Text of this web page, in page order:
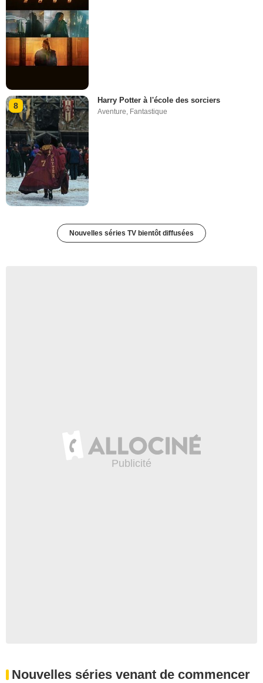
8
Harry Potter à l'école des sorciers
Aventure, Fantastique
Nouvelles séries TV bientôt diffusées
Nouvelles séries venant de commencer